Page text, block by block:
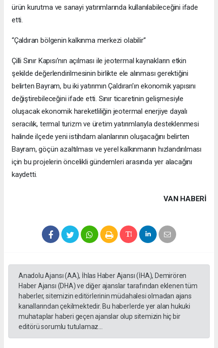
ürün kurutma ve sanayi yatırımlarında kullanılabileceğini ifade
etti.
“Çaldıran bölgenin kalkınma merkezi olabilir”
Çilli Sınır Kapısı’nın açılması ile jeotermal kaynakların etkin
şekilde değerlendirilmesinin birlikte ele alınması gerektiğini
belirten Bayram, bu iki yatırımın Çaldıran’ın ekonomik yapısını
değiştirebileceğini ifade etti. Sınır ticaretinin gelişmesiyle
oluşacak ekonomik hareketliliğin jeotermal enerjiye dayalı
seracılık, termal turizm ve üretim yatırımlarıyla desteklenmesi
halinde ilçede yeni istihdam alanlarının oluşacağını belirten
Bayram, göçün azaltılması ve yerel kalkınmanın hızlandırılması
için bu projelerin öncelikli gündemleri arasında yer alacağını
kaydetti.
VAN HABERİ
Anadolu Ajansı (AA), İhlas Haber Ajansı (İHA), Demirören
Haber Ajansı (DHA) ve diğer ajanslar tarafından eklenen tüm
haberler, sitemizin editörlerinin müdahalesi olmadan ajans
kanallarından çekilmektedir. Bu haberlerde yer alan hukuki
muhataplar haberi geçen ajanslar olup sitemizin hiç bir
editörü sorumlu tutulamaz...